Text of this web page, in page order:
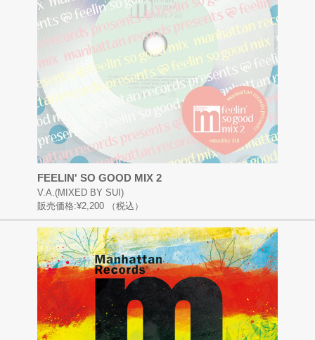
FEELIN' SO GOOD MIX 2
V.A.(MIXED BY SUI)
販売価格:¥2,200 （税込）